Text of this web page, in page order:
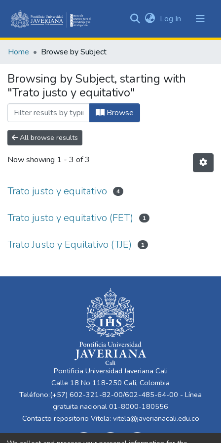
&
All of DSpace
Log In (current)
Home Browse by Subject
Browsing by Subject, starting with
"Trato justo y equitativo"
Browse
All browse results
Now showing 1 - 3 of 3
Trato justo y equitativo 4
Trato justo y equitativo (FET) 1
Trato Justo y Equitativo (TJE) 1
Pontificia Universidad Javeriana Cali
Calle 18 No 118-250 Cali, Colombia
Teléfono:(+57) 602-321-82-00/602-485-64-00 - Línea
gratuita nacional 01-8000-180556
Contacto repositorio Vitela: vitela@javerianacali.edu.co